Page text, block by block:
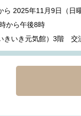
2025年11月9日（日曜
から午後8時
きいき元気館）3階 交